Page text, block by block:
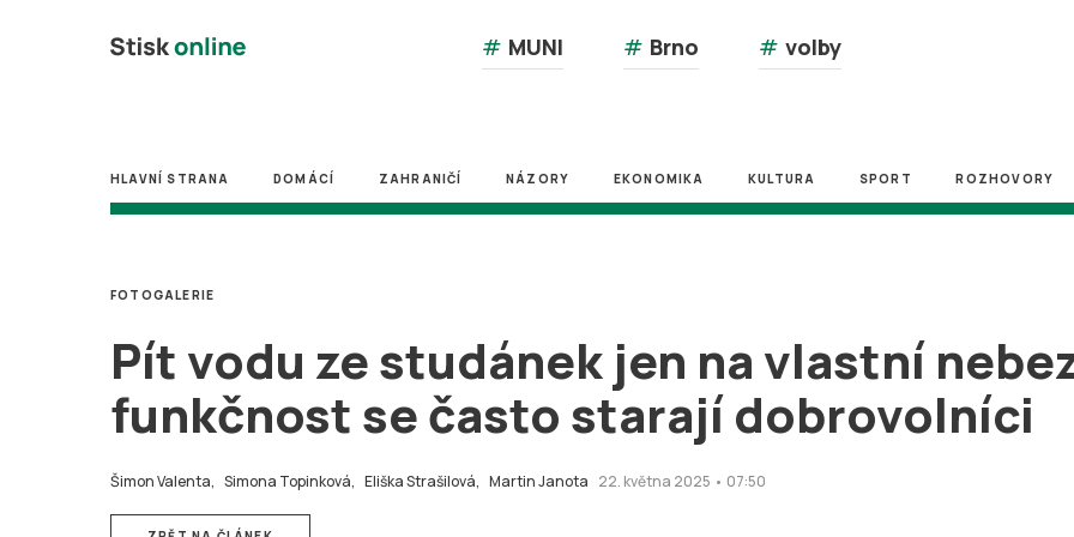
# MUNI # Brno # volby
HLAVNÍ STRANA DOMÁCÍ ZAHRANIČÍ NÁZORY EKONOMIKA KULTURA SPORT ROZHOVORY
Pít vodu ze studánek jen na vlastní
funkčnost se často starají dobrovolníci
Šimon Valenta, Simona Topinková, Eliška Strašilová, Martin Janota 22. května 2025 • 07:50
FOTOGALERIE